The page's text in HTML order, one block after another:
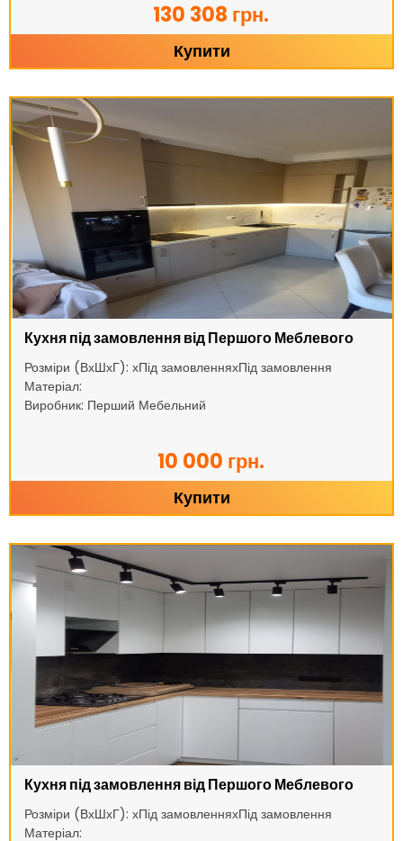
130 308 грн.
Купити
Кухня під замовлення від Першого Меблевого
Розміри (ВхШхГ): хПід замовленняхПід замовлення
Матеріал:
Виробник: Перший Мебельний
10 000 грн.
Купити
Кухня під замовлення від Першого Меблевого
Розміри (ВхШхГ): хПід замовленняхПід замовлення
Матеріал: